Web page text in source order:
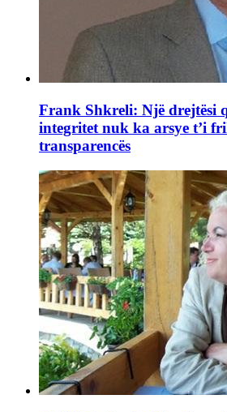
Frank Shkreli: Një drejtësi
integritet nuk ka arsye t’i
transparencës